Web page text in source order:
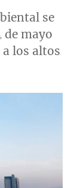
se
de mayo
a los altos